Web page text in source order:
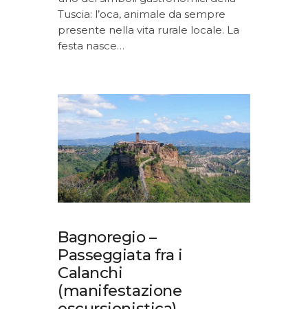
Tuscia: l’oca, animale da sempre
presente nella vita rurale locale. La
festa nasce…
Bagnoregio –
Passeggiata fra i
Calanchi
(manifestazione